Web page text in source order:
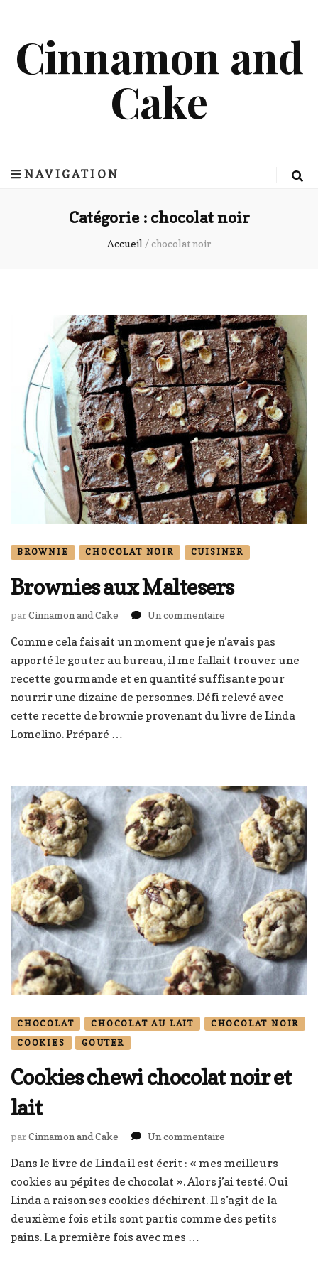
Cinnamon and
Cake
NAVIGATION
Catégorie : chocolat noir
Accueil /chocolat noir
BROWNIE CHOCOLAT NOIR CUISINER
Brownies aux Maltesers
parCinnamon and Cake Un commentaire
aux
Maltesers
Comme cela faisait un moment que je n’avais pas
apporté le gouter au bureau, il me fallait trouver une
recette gourmande et en quantité suffisante pour
nourrir une dizaine de personnes. Défi relevé avec
cette recette de brownie provenant du livre de Linda
Lomelino. Préparé …
CHOCOLAT CHOCOLAT AU LAIT
CHOCOLAT NOIR
COOKIES
GOUTER
Cookies chewi chocolat noir et
lait
parCinnamon and Cake Un commentaire
chewi
chocolat
noir
lait
Dans le livre de Linda il est écrit : « mes meilleurs
cookies au pépites de chocolat ». Alors j’ai testé. Oui
Linda a raison ses cookies déchirent. Il s’agit de la
deuxième fois et ils sont partis comme des petits
pains. La première fois avec mes …